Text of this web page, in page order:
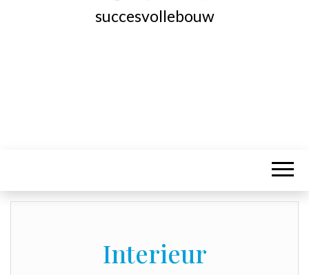
succesvollebouw
Interieur